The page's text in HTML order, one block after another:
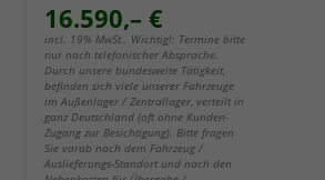
16.590,– €
incl. 19% MwSt.. Wichtig!: Termine bitte
nur nach telefonischer Absprache.
Durch unsere bundesweite Tätigkeit,
befinden sich viele unserer Fahrzeuge
im Außenlager / Zentrallager, verteilt in
ganz Deutschland (oft ohne Kunden-
Zugang zur Besichtigung). Bitte fragen
Sie vorab nach dem Fahrzeug /
Auslieferungs-Standort und nach den